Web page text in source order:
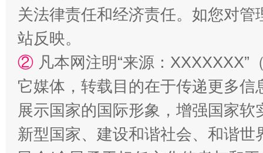
站台名比不上好声名
关法律责任和经济责任。如您对
站反映。
② 凡本网注明“来源：
它媒体，转载目的在于传递更多
展示国家的国际形象，增强国家
新型国家、建设和谐社会、和谐